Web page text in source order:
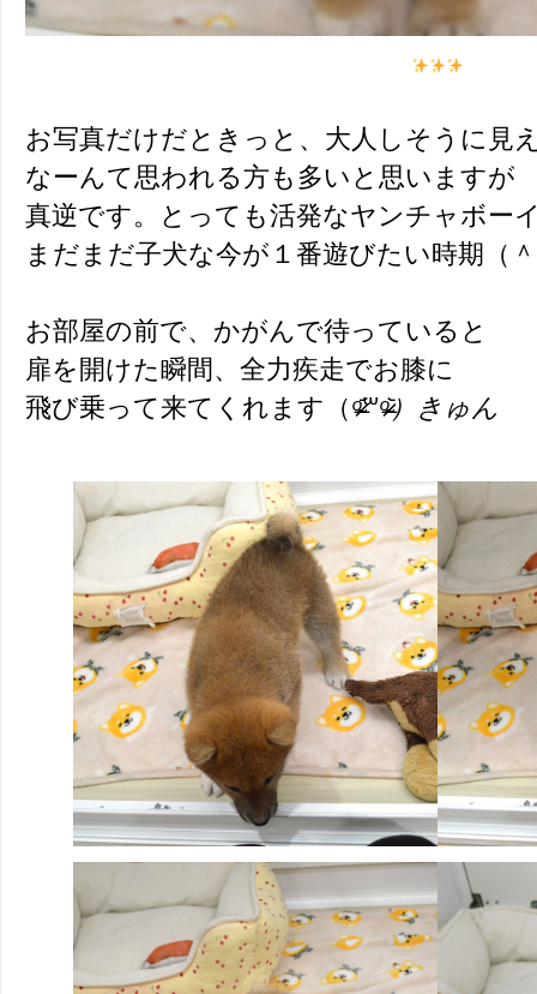
お写真だけだときっと、大人しそうに見
なーんて思われる方も多いと思いますが
真逆です。とっても活発なヤンチャボー
まだまだ子犬な今が１番遊びたい時期（
お部屋の前で、かがんで待っていると
扉を開けた瞬間、全力疾走でお膝に
飛び乗って来てくれます（ᵒ̴̶̷᷄꒳ᵒ̴̶̷᷅）きゅん